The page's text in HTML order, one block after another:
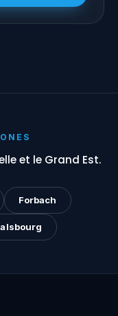
et le Grand Est.
Forbach